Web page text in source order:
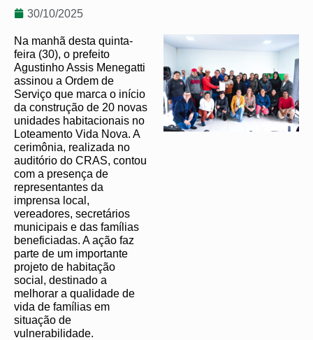
30/10/2025
Na manhã desta quinta-
feira (30), o prefeito
Agustinho Assis Menegatti
assinou a Ordem de
Serviço que marca o início
da construção de 20 novas
unidades habitacionais no
Loteamento Vida Nova. A
cerimônia, realizada no
auditório do CRAS, contou
com a presença de
representantes da
imprensa local,
vereadores, secretários
municipais e das famílias
beneficiadas. A ação faz
parte de um importante
projeto de habitação
social, destinado a
melhorar a qualidade de
vida de famílias em
situação de
vulnerabilidade.